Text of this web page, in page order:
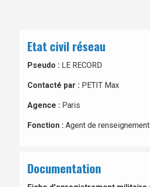
Etat civil réseau
Pseudo : LE RECORD
Contacté par : PETIT Max
Agence : Paris
Fonction : Agent de renseignement
Documentation